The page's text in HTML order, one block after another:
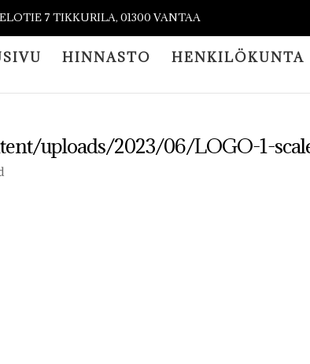
7 TIKKURILA, 01300 VANTAA
HINNASTO HENKILÖKUNTA
uploads/2023/06/LOGO-1-